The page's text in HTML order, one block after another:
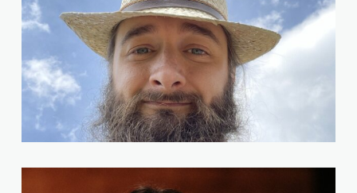
Benjamin Oldenburg